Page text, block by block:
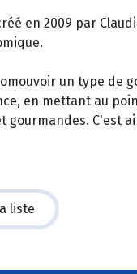
en 2009 par
un type de
en mettant au
gourmandes. C'est
liste